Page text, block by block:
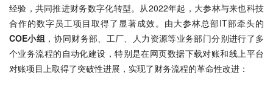
经验，共同推进财务数字化转型。从2022年起，大参林与来也科技
合作的数字员工项目取得了显著成效。由大参林总部IT部牵头的
COE小组 ，协同财务部、工厂、人力资源等业务部门分别进行了多
个业务流程的自动化建设，特别是在网页数据下载对账和线上平台
对账项目上取得了突破性进展，实现了财务流程的革命性改进：